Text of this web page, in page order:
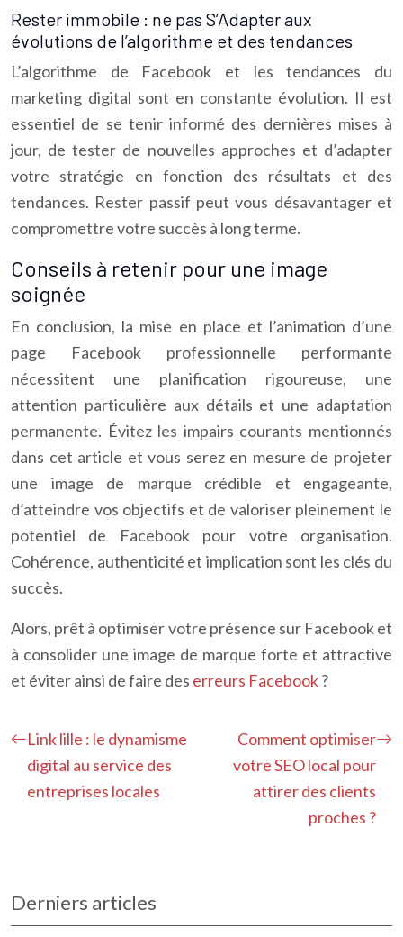
Rester immobile : ne pas S’Adapter aux
évolutions de l’algorithme et des tendances
L’algorithme de Facebook et les tendances du
marketing digital sont en constante évolution. Il est
essentiel de se tenir informé des dernières mises à
jour, de tester de nouvelles approches et d’adapter
votre stratégie en fonction des résultats et des
tendances. Rester passif peut vous désavantager et
compromettre votre succès à long terme.
Conseils à retenir pour une image
soignée
En conclusion, la mise en place et l’animation d’une
page Facebook professionnelle performante
nécessitent une planification rigoureuse, une
attention particulière aux détails et une adaptation
permanente. Évitez les impairs courants mentionnés
dans cet article et vous serez en mesure de projeter
une image de marque crédible et engageante,
d’atteindre vos objectifs et de valoriser pleinement le
potentiel de Facebook pour votre organisation.
Cohérence, authenticité et implication sont les clés du
succès.
Alors, prêt à optimiser votre présence sur Facebook et
à consolider une image de marque forte et attractive
et éviter ainsi de faire des erreurs Facebook?
Link lille : le dynamisme
digital au service des
entreprises locales
Comment optimiser
votre SEO local pour
attirer des clients
proches ?
Derniers articles